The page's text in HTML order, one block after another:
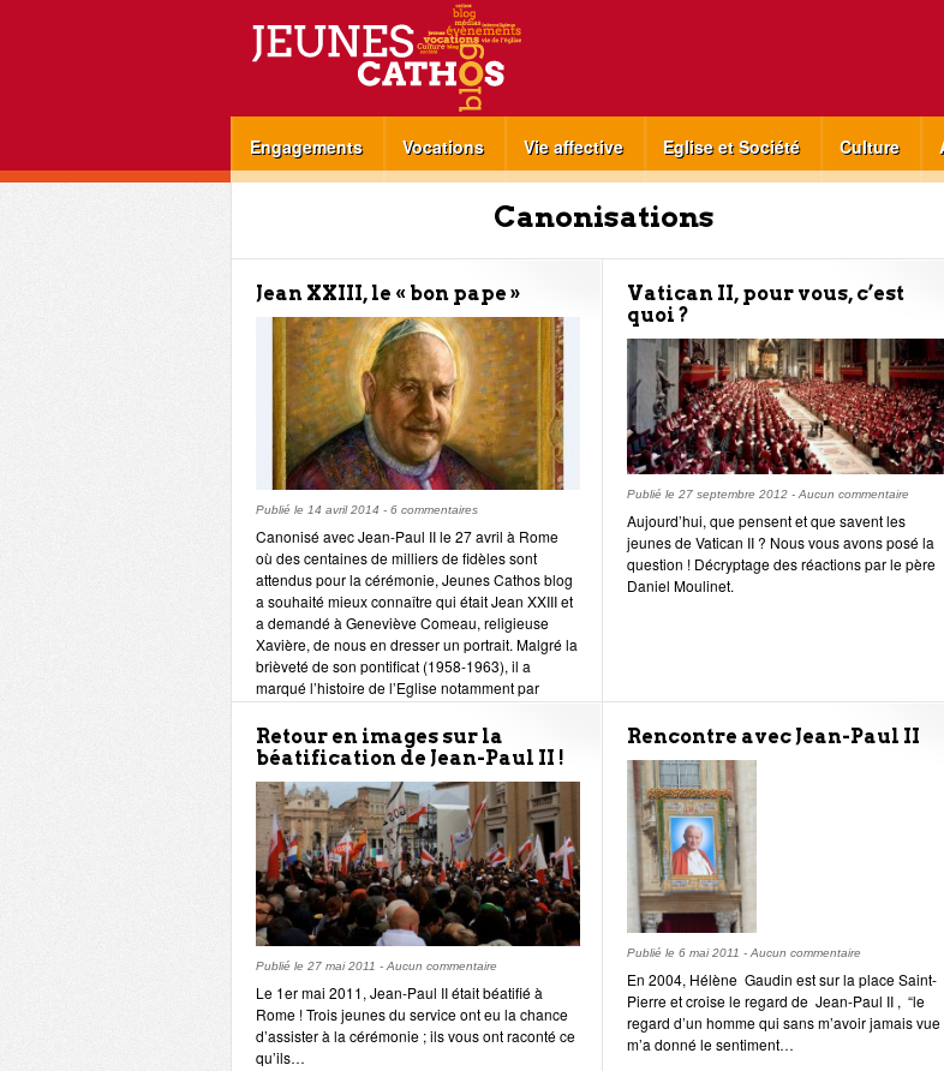
Engagements Vocations Vie affective Eglise et Société Culture
Canonisations
Jean XXIII, le « bon pape »
Publié le 14 avril 2014 - 6 commentaires
Canonisé avec Jean-Paul II le 27 avril à Rome
où des centaines de milliers de fidèles sont
attendus pour la cérémonie, Jeunes Cathos blog
a souhaité mieux connaître qui était Jean XXIII et
a demandé à Geneviève Comeau, religieuse
Xavière, de nous en dresser un portrait. Malgré la
brièveté de son pontificat (1958-1963), il a
marqué l’histoire de l’Eglise notamment par
l’ouverture du Concile Vatican II en 1962.
Vatican II, pour vous, c’est
quoi ?
Publié le 27 septembre 2012 - Aucun commentaire
Aujourd’hui, que pensent et que savent les
jeunes de Vatican II ? Nous vous avons posé la
question ! Décryptage des réactions par le père
Daniel Moulinet.
Retour en images sur la
béatification de Jean-Paul II !
Publié le 27 mai 2011 - Aucun commentaire
Le 1er mai 2011, Jean-Paul II était béatifié à
Rome ! Trois jeunes du service ont eu la chance
d’assister à la cérémonie ; ils vous ont raconté ce
qu’ils…
Rencontre avec Jean-Paul II
Publié le 6 mai 2011 - Aucun commentaire
En 2004, Hélène Gaudin est sur la place Saint-
Pierre et croise le regard de Jean-Paul II , “le
regard d’un homme qui sans m’avoir jamais vue
m’a donné le sentiment…